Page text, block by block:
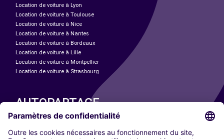
Location de voiture à Lyon
Location de voiture à Toulouse
Location de voiture à Nice
Location de voiture à Nantes
Location de voiture à Bordeaux
Location de voiture à Lille
Location de voiture à Montpellier
Location de voiture à Strasbourg
AUTOPARTAGE
Paris